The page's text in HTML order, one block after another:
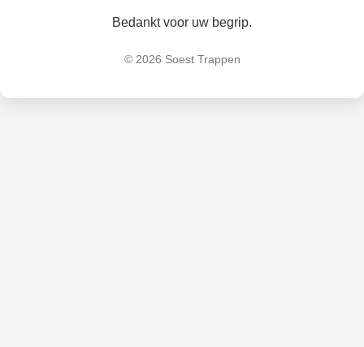
Bedankt voor uw begrip.
© 2026 Soest Trappen